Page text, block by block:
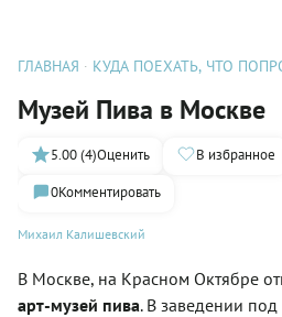
ГЛАВНАЯ КУДА ПОЕХАТЬ, ЧТО
Музей Пива в Москве
Михаил Калишевский
5.00 (4)Оценить В избранное
0Комментировать
В Москве, на Красном Октябре
арт-музей пива. В заведении